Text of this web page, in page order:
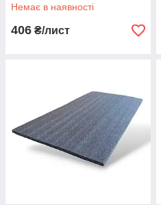
Немає в наявності
406 ₴/лист